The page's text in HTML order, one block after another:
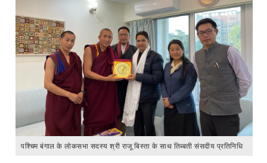
पश्चिम बंगाल के लोकसभा सदस्य श्री राजू बिस्ता के साथ तिब्बती संसदीय प्रतिनिधि